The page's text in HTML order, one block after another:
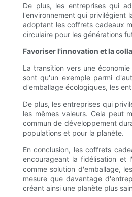
De plus, les entreprises qui
l'environnement qui privilégient
adoptant les coffrets cadeaux
circulaire pour les générations
Favoriser l'innovation et la
La transition vers une
sont qu'un exemple parmi
d'emballage écologiques, les
De plus, les entreprises qui
les mêmes valeurs. Cela peut
commun de développement
populations et pour la planète.
En conclusion, les coffrets
encourageant la fidélisation et
comme solution d'emballage,
mesure que davantage
créant ainsi une planète plus